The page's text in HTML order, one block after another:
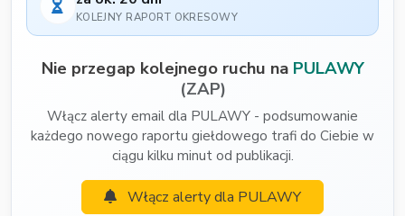
KOLEJNY RAPORT OKRESOWY
Nie przegap kolejnego ruchu na PULAWY
(ZAP)
Włącz alerty email dla PULAWY - podsumowanie
każdego nowego raportu giełdowego trafi do Ciebie w
ciągu kilku minut od publikacji.
Włącz alerty dla PULAWY